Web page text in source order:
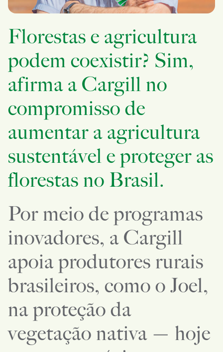
Food Service
Produtos de Consumo
Beleza e Cuidados Pessoais
Farmacêutica
Gerenciamento de Risco
Trade & Capital Markets
Serviços Portuários
Latam Innovation Center
Florestas e agricultura
podem coexistir? Sim,
afirma a Cargill no
compromisso de
aumentar a agricultura
sustentável e proteger as
florestas no Brasil.
Por meio de programas
inovadores, a Cargill
apoia produtores rurais
brasileiros, como o Joel,
na proteção da
vegetação nativa — hoje